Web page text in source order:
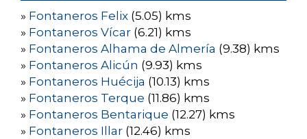
» Fontaneros Felix (5.05) kms
» Fontaneros Vícar (6.21) kms
» Fontaneros Alhama de Almería (9.38) kms
» Fontaneros Alicún (9.93) kms
» Fontaneros Huécija (10.13) kms
» Fontaneros Terque (11.86) kms
» Fontaneros Bentarique (12.27) kms
» Fontaneros Illar (12.46) kms